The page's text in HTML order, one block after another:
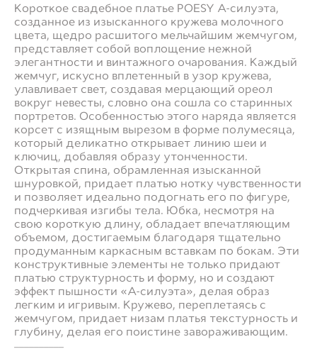
Короткое свадебное платье POESY А-силуэта,
созданное из изысканного кружева молочного
цвета, щедро расшитого мельчайшим жемчугом,
представляет собой воплощение нежной
элегантности и винтажного очарования. Каждый
жемчуг, искусно вплетенный в узор кружева,
улавливает свет, создавая мерцающий ореол
вокруг невесты, словно она сошла со старинных
портретов. Особенностью этого наряда является
корсет с изящным вырезом в форме полумесяца,
который деликатно открывает линию шеи и
ключиц, добавляя образу утонченности.
Открытая спина, обрамленная изысканной
шнуровкой, придает платью нотку чувственности
и позволяет идеально подогнать его по фигуре,
подчеркивая изгибы тела. Юбка, несмотря на
свою короткую длину, обладает впечатляющим
объемом, достигаемым благодаря тщательно
продуманным каркасным вставкам по бокам. Эти
конструктивные элементы не только придают
платью структурность и форму, но и создают
эффект пышности «А-силуэта», делая образ
легким и игривым. Кружево, переплетаясь с
жемчугом, придает низам платья текстурность и
глубину, делая его поистине завораживающим.